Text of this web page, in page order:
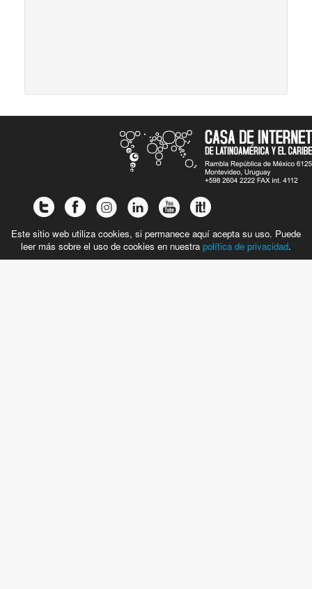
Este sitio web utiliza cookies, si permanece aquí acepta su uso. Puede
leer más sobre el uso de cookies en nuestra política de privacidad.